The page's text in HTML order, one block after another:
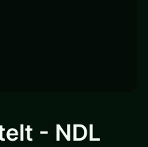
- NDL